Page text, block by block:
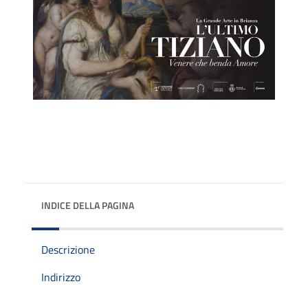
INDICE DELLA PAGINA
Descrizione
Indirizzo